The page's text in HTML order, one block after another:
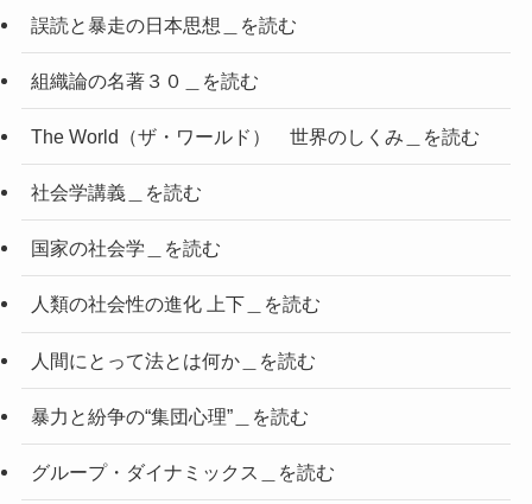
誤読と暴走の日本思想＿を読む
組織論の名著３０＿を読む
The World（ザ・ワールド） 世界のしくみ＿を読む
社会学講義＿を読む
国家の社会学＿を読む
人類の社会性の進化 上下＿を読む
人間にとって法とは何か＿を読む
暴力と紛争の“集団心理”＿を読む
グループ・ダイナミックス＿を読む